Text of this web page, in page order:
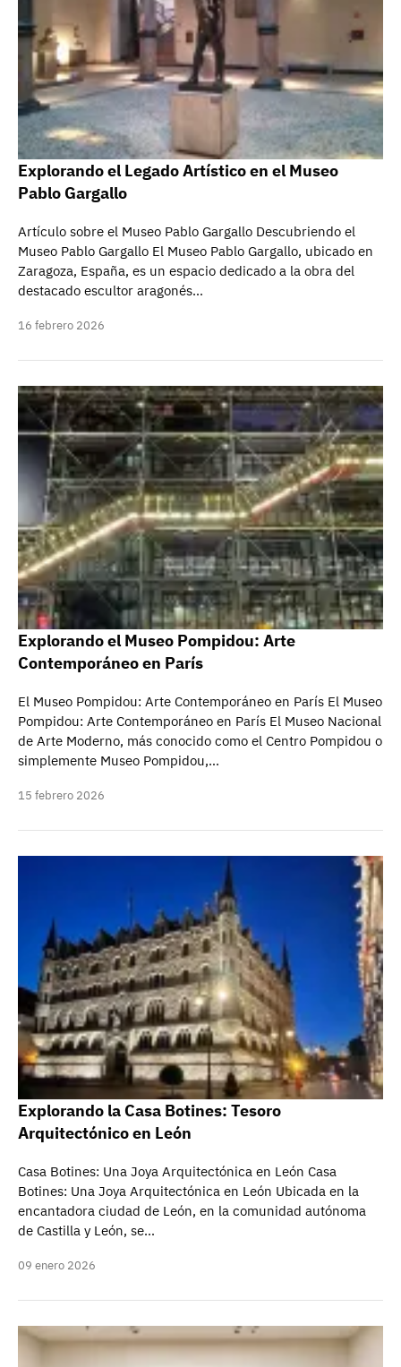
Explorando el Legado Artístico en el Museo
Pablo Gargallo
Artículo sobre el Museo Pablo Gargallo Descubriendo el
Museo Pablo Gargallo El Museo Pablo Gargallo, ubicado en
Zaragoza, España, es un espacio dedicado a la obra del
destacado escultor aragonés…
16 febrero 2026
Explorando el Museo Pompidou: Arte
Contemporáneo en París
El Museo Pompidou: Arte Contemporáneo en París El Museo
Pompidou: Arte Contemporáneo en París El Museo Nacional
de Arte Moderno, más conocido como el Centro Pompidou o
simplemente Museo Pompidou,…
15 febrero 2026
Explorando la Casa Botines: Tesoro
Arquitectónico en León
Casa Botines: Una Joya Arquitectónica en León Casa
Botines: Una Joya Arquitectónica en León Ubicada en la
encantadora ciudad de León, en la comunidad autónoma
de Castilla y León, se…
09 enero 2026